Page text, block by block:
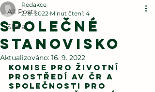
All Posts
Sleva!
Společné
stanovisko
Redakce
2. 8. 2022 Minut čtení: 4
Aktualizováno: 16. 9. 2022
Komise pro životní
prostředí AV ČR a
Společnosti pro